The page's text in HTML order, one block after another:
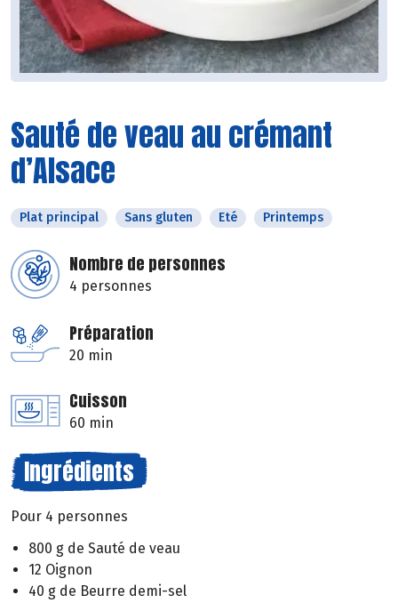
Sauté de veau au crémant
d’Alsace
Plat principal Sans gluten Eté Printemps
Nombre de personnes
4 personnes
Préparation
20 min
Cuisson
60 min
Ingrédients
Pour 4 personnes
800 g de Sauté de veau
12 Oignon
40 g de Beurre demi-sel